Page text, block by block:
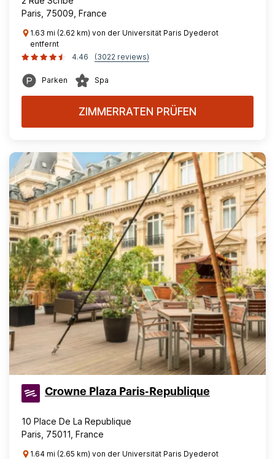
Paris, 75009, France
1.63 mi (2.62 km) von der Universität Paris Dyederot
entfernt
4.46
(3022 reviews)
Parken Spa
ZIMMERRATEN PRÜFEN
Crowne Plaza Paris-Republique
10 Place De La Republique
Paris, 75011, France
1.64 mi (2.65 km) von der Universität Paris Dyederot